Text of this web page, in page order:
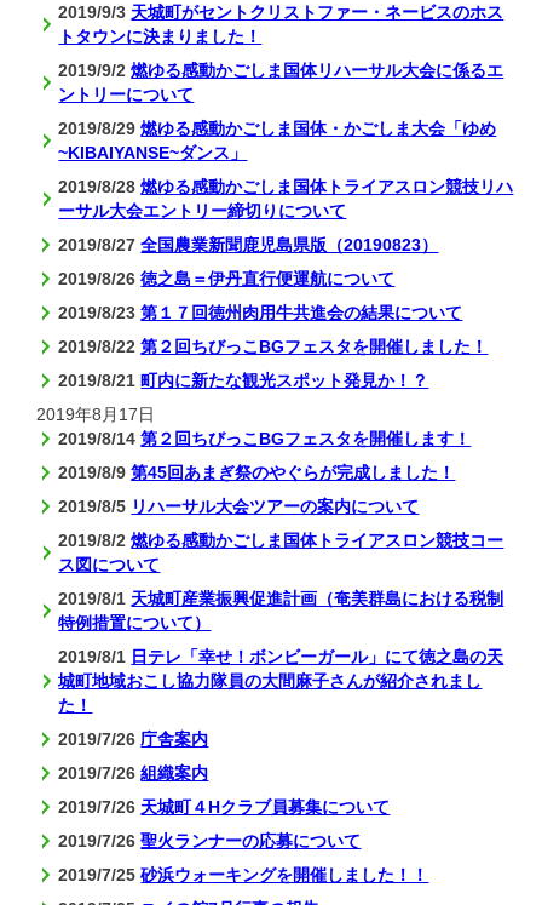
2019/9/3 天城町がセントクリストファー・ネービスのホス
トタウンに決まりました！
2019/9/2燃ゆる感動かごしま国体リハーサル大会に係るエ
ントリーについて
2019/8/29燃ゆる感動かごしま国体・かごしま大会「ゆめ
~KIBAIYANSE~ダンス」
2019/8/28燃ゆる感動かごしま国体トライアスロン競技リハ
ーサル大会エントリー締切りについて
2019/8/27全国農業新聞鹿児島県版（20190823）
2019/8/26徳之島＝伊丹直行便運航について
2019/8/23第１７回徳州肉用牛共進会の結果について
2019/8/22第２回ちびっこBGフェスタを開催しました！
2019/8/21町内に新たな観光スポット発見か！？
2019年8月17日
2019/8/14第２回ちびっこBGフェスタを開催します！
2019/8/9第45回あまぎ祭のやぐらが完成しました！
2019/8/5 リハーサル大会ツアーの案内について
2019/8/2燃ゆる感動かごしま国体トライアスロン競技コー
ス図について
2019/8/1 天城町産業振興促進計画（奄美群島における税制
特例措置について）
2019/8/1 日テレ「幸せ！ボンビーガール」にて徳之島の天
城町地域おこし協力隊員の大間麻子さんが紹介されまし
た！
2019/7/26 庁舎案内
2019/7/26組織案内
2019/7/26 天城町４Hクラブ員募集について
2019/7/26聖火ランナーの応募について
2019/7/25砂浜ウォーキングを開催しました！！